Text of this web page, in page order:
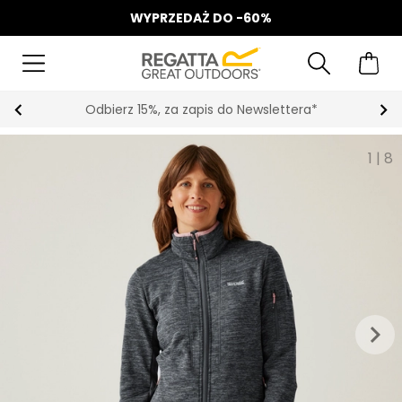
WYPRZEDAŻ DO -60%
Odbierz 15%, za zapis do Newslettera*
1 | 8
keyboard_arrow_right